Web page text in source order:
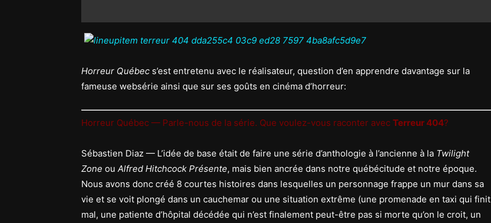
Horreur Québec s’est entretenu avec le réalisateur, question d’en apprendre davantage sur la
fameuse websérie ainsi que sur ses goûts en cinéma d’horreur:
Horreur Québec — Parle-nous de la série. Que voulez-vous raconter avec Terreur 404?
Sébastien Diaz — L’idée de base était de faire une série d’anthologie à l’ancienne à la Twilight
Zone ou Alfred Hitchcock Présente, mais bien ancrée dans notre québécitude et notre époque.
Nous avons donc créé 8 courtes histoires dans lesquelles un personnage frappe un mur dans sa
vie et se voit plongé dans un cauchemar ou une situation extrême (une promenade en taxi qui finit
mal, une patiente d’hôpital décédée qui n’est finalement peut-être pas si morte qu’on le croit, un